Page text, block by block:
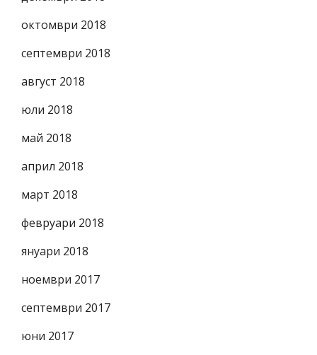
октомври 2018
септември 2018
август 2018
юли 2018
май 2018
април 2018
март 2018
февруари 2018
януари 2018
ноември 2017
септември 2017
юни 2017